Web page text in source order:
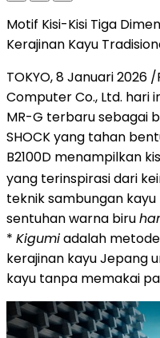
Motif Kisi-Kisi Tiga
Kerajinan Kayu
TOKYO, 8 Januari 2026
Computer Co., Ltd. hari
MR-G terbaru sebagai
SHOCK yang tahan
B2100D menampilkan
yang terinspirasi dari
teknik sambungan
sentuhan warna biru
* Kigumiadalah
kerajinan kayu Jepang
kayu tanpa memakai